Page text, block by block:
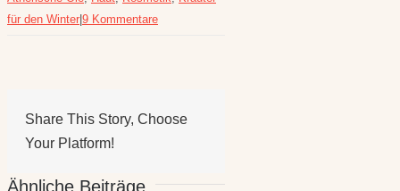
für den Winter 9 Kommentare
Share This Story, Choose
Your Platform!
Ähnliche Beiträge